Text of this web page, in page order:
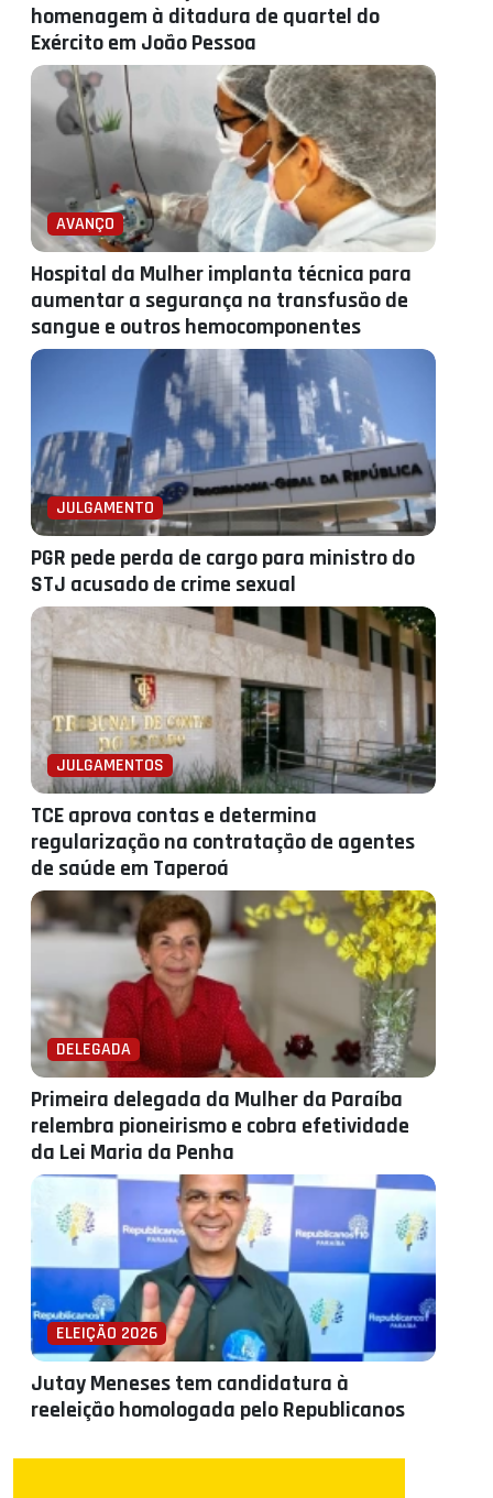
homenagem à ditadura de quartel do
Exército em João Pessoa
AVANÇO
Hospital da Mulher implanta técnica para
aumentar a segurança na transfusão de
sangue e outros hemocomponentes
JULGAMENTO
PGR pede perda de cargo para ministro do
STJ acusado de crime sexual
JULGAMENTOS
TCE aprova contas e determina
regularização na contratação de agentes
de saúde em Taperoá
DELEGADA
Primeira delegada da Mulher da Paraíba
relembra pioneirismo e cobra efetividade
da Lei Maria da Penha
ELEIÇÃO 2026
Jutay Meneses tem candidatura à
reeleição homologada pelo Republicanos